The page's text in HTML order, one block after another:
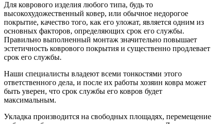
Для коврового изделия любого типа, будь то
высокохудожественный ковер, или обычное недорогое
покрытие, качество того, как его уложат, является одним из
основных факторов, определяющих срок его службы.
Правильно выполненный монтаж значительно повышает
эстетичность коврового покрытия и существенно продлевает
срок его службы.
Наши специалисты владеют всеми тонкостями этого
ответственного дела, и после их работы хозяин ковра может
быть уверен, что срок службы его ковров будет
максимальным.
Укладка производится на свободных площадях, перемещение